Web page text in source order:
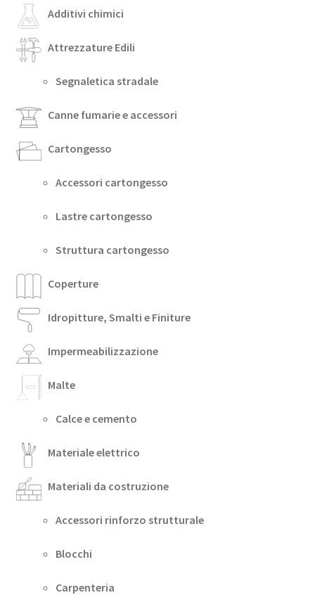
Additivi chimici
Attrezzature Edili
Segnaletica stradale
Canne fumarie e accessori
Cartongesso
Accessori cartongesso
Lastre cartongesso
Struttura cartongesso
Coperture
Idropitture, Smalti e Finiture
Impermeabilizzazione
Malte
Calce e cemento
Materiale elettrico
Materiali da costruzione
Accessori rinforzo strutturale
Blocchi
Carpenteria